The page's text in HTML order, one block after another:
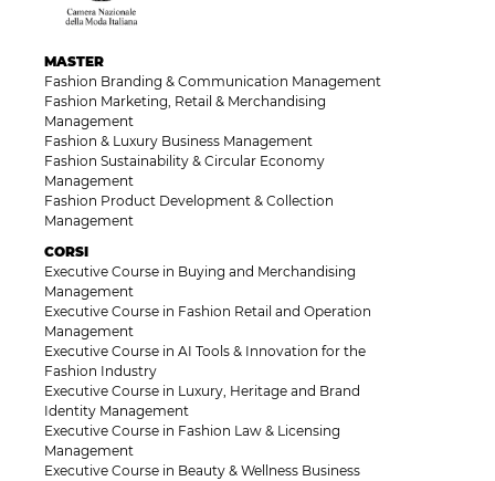
MASTER
Fashion Branding & Communication Management
Fashion Marketing, Retail & Merchandising
Management
Fashion & Luxury Business Management
Fashion Sustainability & Circular Economy
Management
Fashion Product Development & Collection
Management
CORSI
Executive Course in Buying and Merchandising
Management
Executive Course in Fashion Retail and Operation
Management
Executive Course in AI Tools & Innovation for the
Fashion Industry
Executive Course in Luxury, Heritage and Brand
Identity Management
Executive Course in Fashion Law & Licensing
Management
Executive Course in Beauty & Wellness Business